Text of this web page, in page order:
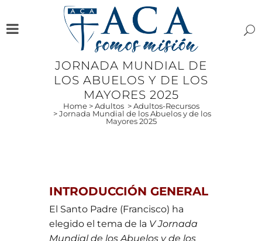
JORNADA MUNDIAL DE
LOS ABUELOS Y DE LOS
MAYORES 2025
Home>Adultos >Adultos-Recursos
>Jornada Mundial de los Abuelos y de los
Mayores 2025
INTRODUCCIÓN GENERAL
El Santo Padre (Francisco) ha
elegido el tema de la V Jornada
Mundial de los Abuelos y de los